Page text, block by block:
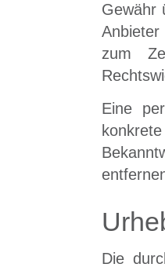
Gewähr
zum
Eine
Die